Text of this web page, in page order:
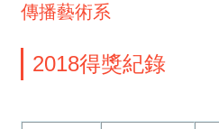
傳播藝術系
2018得獎紀錄